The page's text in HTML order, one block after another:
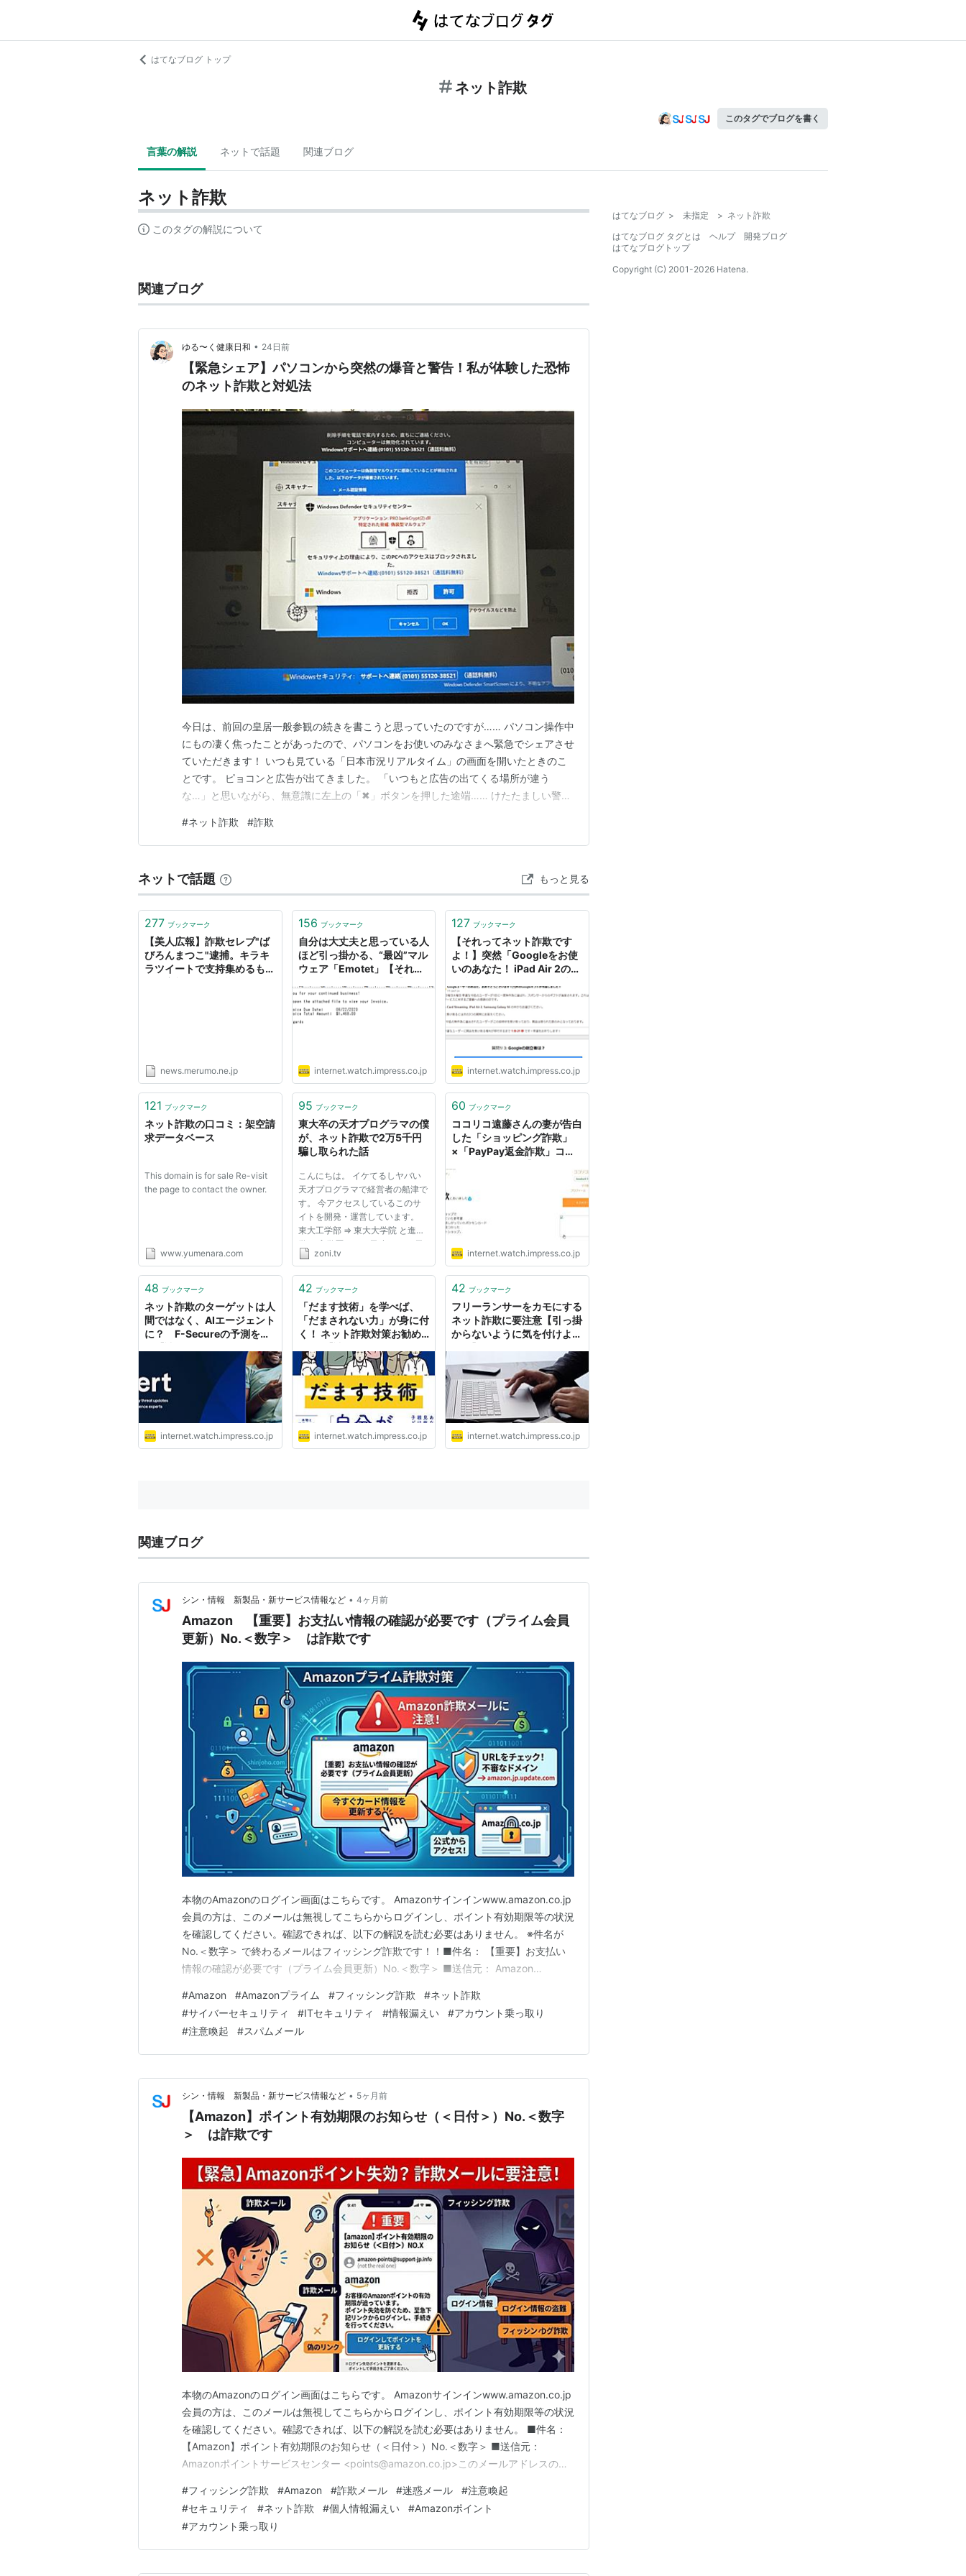
はてなブログ トップ
ネット詐欺
このタグでブログを書く
言葉の解説 ネットで話題 関連ブログ
ネット詐欺
このタグの解説について
関連ブログ
ゆる〜く健康日和 • 24日前
【緊急シェア】パソコンから突然の爆音と警告！私が体験した恐怖
のネット詐欺と対処法
今日は、前回の皇居一般参観の続きを書こうと思っていたのですが…… パソコン操作中
にもの凄く焦ったことがあったので、パソコンをお使いのみなさまへ緊急でシェアさせ
ていただきます！ いつも見ている「日本市況リアルタイム」の画面を開いたときのこ
とです。 ピョコンと広告が出てきました。 「いつもと広告の出てくる場所が違う
な…」と思いながら、無意識に左上の「✖」ボタンを押した途端…… けたたましい警告
いでください」 「サポートセンターに連絡してください」 ☝が実際に出てきた画面で
す。 画面には「拒否」「許可」といったボタンが…
#ネット詐欺 #詐欺
ネットで話題 もっと見る
277 ブックマーク
【美人広報】詐欺セレブ"ば
びろんまつこ"逮捕。キラキ
ラツイートで支持集めるも、
news.merumo.ne.jp
156 ブックマーク
自分は大丈夫と思っている人
ほど引っ掛かる、“最凶”マル
ウェア「Emotet」【それっ
internet.watch.impress.co.jp
127 ブックマーク
【それってネット詐欺です
よ！】突然「Googleをお使
いのあなた！ iPad Air 2の当
された【被害事例に学ぶ、高
齢者のためのデジタルリテラ
シー】
internet.watch.impress.co.jp
121 ブックマーク
ネット詐欺の口コミ：架空請
求データベース
This domain is for sale Re-visit
the page to contact the owner.
www.yumenara.com
95 ブックマーク
東大卒の天才プログラマの僕
が、ネット詐欺で2万5千円
騙し取られた話
こんにちは。 イケてるしヤバい
天才プログラマで経営者の船津で
す。 今アクセスしているこのサ
イトを開発・運営しています。
東大工学部 => 東大大学院 と進
学。 高学歴なので天才です。 天
才なのでパズドラは無課金でラン
個人事業のプログラマとして
した...
zoni.tv
60 ブックマーク
ココリコ遠藤さんの妻が告白
した「ショッピング詐欺」
×「PayPay返金詐欺」コン
internet.watch.impress.co.jp
48 ブックマーク
ネット詐欺のターゲットは人
間ではなく、AIエージェント
に？ F-Secureの予測を紹
internet.watch.impress.co.jp
42 ブックマーク
「だます技術」を学べば、
「だまされない力」が身に付
く！ ネット詐欺対策お勧め
トリテラシー】
internet.watch.impress.co.jp
42 ブックマーク
フリーランサーをカモにする
ネット詐欺に要注意【引っ掛
からないように気を付けよ
internet.watch.impress.co.jp
関連ブログ
シン・情報 新製品・新サービス情報など • 4ヶ月前
Amazon 【重要】お支払い情報の確認が必要です（プライム会員
更新）No.＜数字＞ は詐欺です
本物のAmazonのログイン画面はこちらです。 Amazonサインインwww.amazon.co.jp
会員の方は、このメールは無視してこちらからログインし、ポイント有効期限等の状況
を確認してください。確認できれば、以下の解説を読む必要はありません。 ※件名が
No.＜数字＞ で終わるメールはフィッシング詐欺です！！■件名： 【重要】お支払い
情報の確認が必要です（プライム会員更新）No.＜数字＞ ■送信元： Amazon
ンですが、送信元を詐称して送信されています。■送信元地域： Tokyo, …
#Amazon #Amazonプライム #フィッシング詐欺 #ネット詐欺
#サイバーセキュリティ #ITセキュリティ #情報漏えい #アカウント乗っ取り
#注意喚起 #スパムメール
シン・情報 新製品・新サービス情報など • 5ヶ月前
【Amazon】ポイント有効期限のお知らせ（＜日付＞）No.＜数字
＞ は詐欺です
本物のAmazonのログイン画面はこちらです。 Amazonサインインwww.amazon.co.jp
会員の方は、このメールは無視してこちらからログインし、ポイント有効期限等の状況
を確認してください。確認できれば、以下の解説を読む必要はありません。 ■件名：
【Amazon】ポイント有効期限のお知らせ（＜日付＞）No.＜数字＞ ■送信元：
Amazonポイントサービスセンター <points@amazon.co.jp>このメールアドレスのド
送信元地域： Tokyo, Tokyo, JPこのメールは、Google…
#フィッシング詐欺 #Amazon #詐欺メール #迷惑メール #注意喚起
#セキュリティ #ネット詐欺 #個人情報漏えい #Amazonポイント
#アカウント乗っ取り
はてなブログ > 未指定 > ネット詐欺
はてなブログ タグとは
ヘルプ
開発ブログ
はてなブログトップ
Copyright (C) 2001-2026 Hatena.